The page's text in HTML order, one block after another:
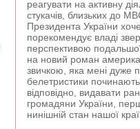
реагувати на активну
стукачів, близьких до
Президента України
порекомендує владі
перспективою
на новий роман
звичкою, яка мені дуже
белетристики
відповідно, видавати
громадяни України,
нинішній стан нашої